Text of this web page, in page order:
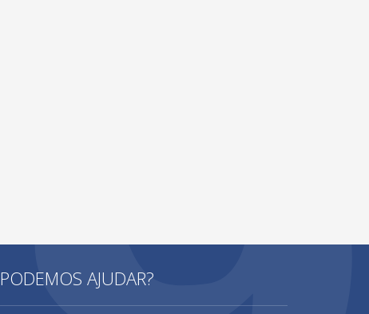
PODEMOS AJUDAR?